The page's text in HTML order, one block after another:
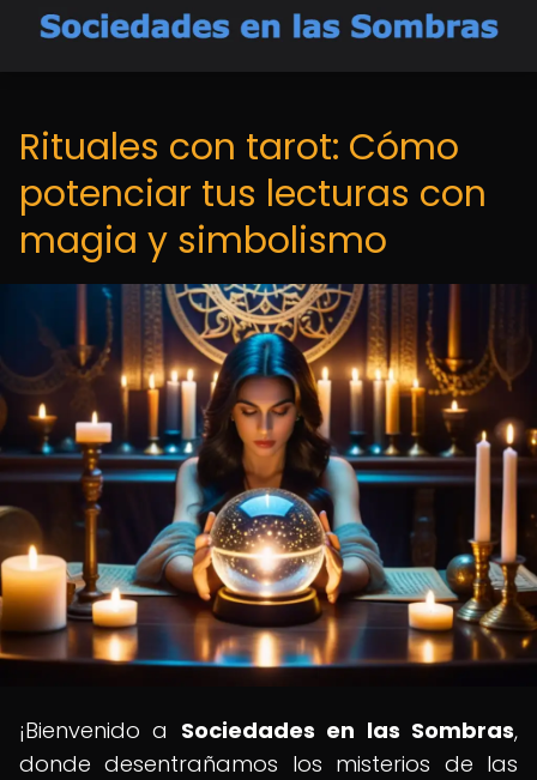
Rituales con tarot: Cómo
potenciar tus lecturas con
magia y simbolismo
¡Bienvenido a Sociedades en las Sombras,
donde desentrañamos los misterios de las